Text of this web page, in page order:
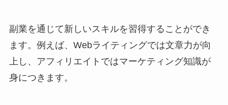
副業を通じて新しいスキルを習得することができ
ます。例えば、Webライティングでは文章力が向
上し、アフィリエイトではマーケティング知識が
身につきます。